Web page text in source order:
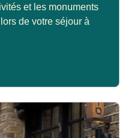
et les monuments
de votre séjour à